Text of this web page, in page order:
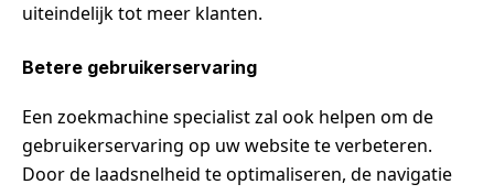
uiteindelijk tot meer klanten.
Betere gebruikerservaring
Een zoekmachine specialist zal ook helpen om de
gebruikerservaring op uw website te verbeteren.
Door de laadsnelheid te optimaliseren, de navigatie